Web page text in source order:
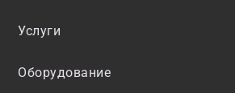
Услуги
Оборудование